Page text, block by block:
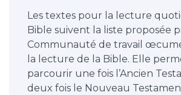
Les textes pour la lecture
Bible suivent la liste proposée
Communauté de travail
la lecture de la Bible. Elle
parcourir une fois l’Ancien
deux fois le Nouveau